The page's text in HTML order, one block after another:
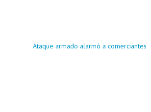
Ataque armado alarmó a comerciantes